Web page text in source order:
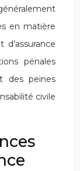
en matière
d’assurance
pénales
des peines
civile